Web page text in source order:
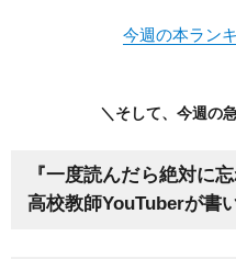
今週の本ラン
＼そして、今週の
『一度読んだら絶対に
高校教師YouTuberが書い